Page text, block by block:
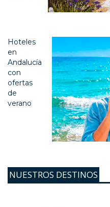
Hoteles
en
Andalucía
con
ofertas
de
verano
NUESTROS DESTINOS